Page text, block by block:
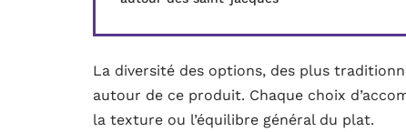
La diversité des options, des plus
autour de ce produit. Chaque choix
la texture ou l’équilibre général du plat.